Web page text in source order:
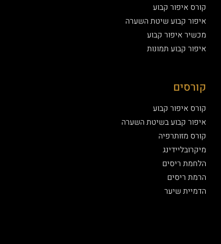
קורס איפור קבוע
איפור קבוע שיטת השערה
מכשיר איפור קבוע
איפור קבוע תמונות
קורסים
קורס איפור קבוע
איפור קבוע בשיטת השערה
קורס מזותרפיה
מיקרובליידינג
הלחמת ריסים
הרמת ריסים
הדמיית שיער